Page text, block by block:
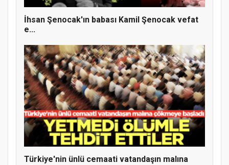
İhsan Şenocak'ın babası Kamil Şenocak vefat
e...
Türkiye'nin ünlü cemaati vatandaşın malına